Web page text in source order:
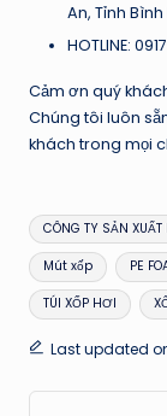
An, Tỉnh
HOTLINE:
Cảm ơn quý
Chúng tôi luôn
khách trong mọi
Tags:
CÔNG TY SẢN XUẤT
Mút xốp PE
TÚI XỐP HƠI
Last updated